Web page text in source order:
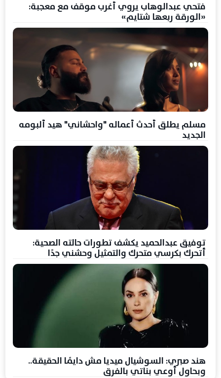
فتحي عبدالوهاب يروي أغرب موقف مع معجبة:
«الورقة ربعها شتايم»
مسلم يطلق أحدث أعماله "واحشاني" هيد ألبومه
الجديد
توفيق عبدالحميد يكشف تطورات حالته الصحية:
أتحرك بكرسي متحرك والتمثيل وحشني جدًا
هند صبري: السوشيال ميديا مش دايمًا الحقيقة..
وبحاول أوعي بناتي بالفرق